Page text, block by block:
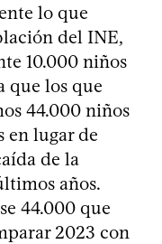
lo que
del INE,
10.000 niños
que los que
44.000 niños
en lugar de
de la
años.
44.000 que
2023 con